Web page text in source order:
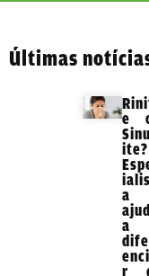
Últimas
e
ite?
a
a
r